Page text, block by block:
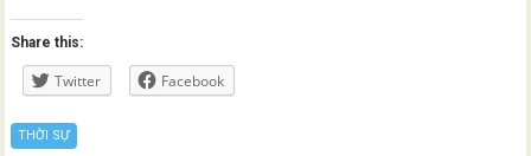
Share this:
Twitter Facebook
THỜI SỰ